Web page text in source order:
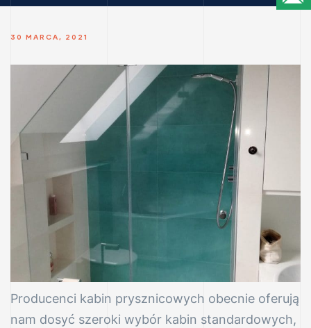
w
30 MARCA, 2021
Producenci kabin prysznicowych obecnie oferują
nam dosyć szeroki wybór kabin standardowych,